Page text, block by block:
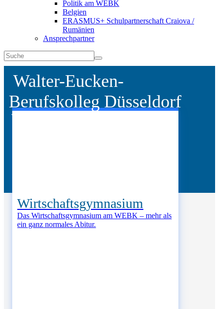
Politik am WEBK
Belgien
ERASMUS+ Schulpartnerschaft Craiova /
Rumänien
Ansprechpartner
Walter-Eucken-
Berufskolleg Düsseldorf
Walter-Eucken-Berufskolleg
Wirtschafts­gymnasium
Das Wirt­schafts­gym­na­si­um am WEBK – mehr als
ein ganz nor­ma­les Abi­tur.